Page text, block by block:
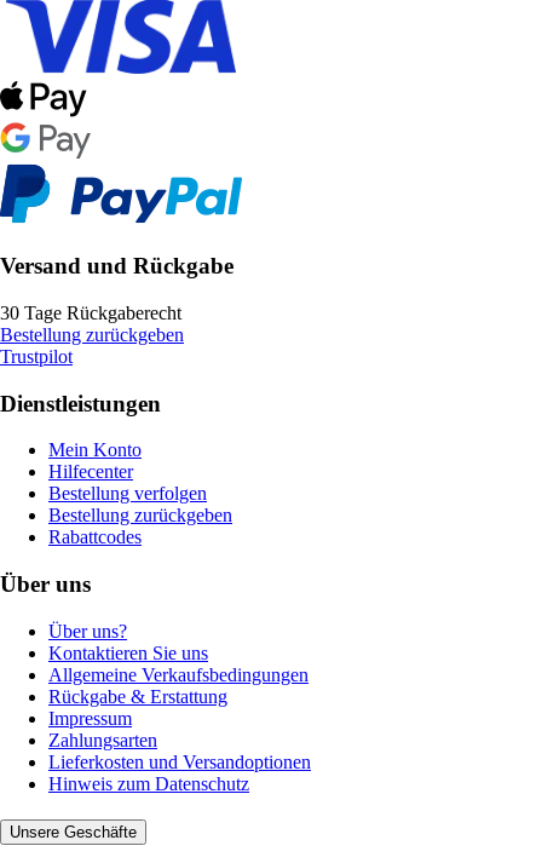
Versand und Rückgabe
30 Tage Rückgaberecht
Bestellung zurückgeben
Trustpilot
Dienstleistungen
Mein Konto
Hilfecenter
Bestellung verfolgen
Bestellung zurückgeben
Rabattcodes
Über uns
Über uns?
Kontaktieren Sie uns
Allgemeine Verkaufsbedingungen
Rückgabe & Erstattung
Impressum
Zahlungsarten
Lieferkosten und Versandoptionen
Hinweis zum Datenschutz
Unsere Geschäfte